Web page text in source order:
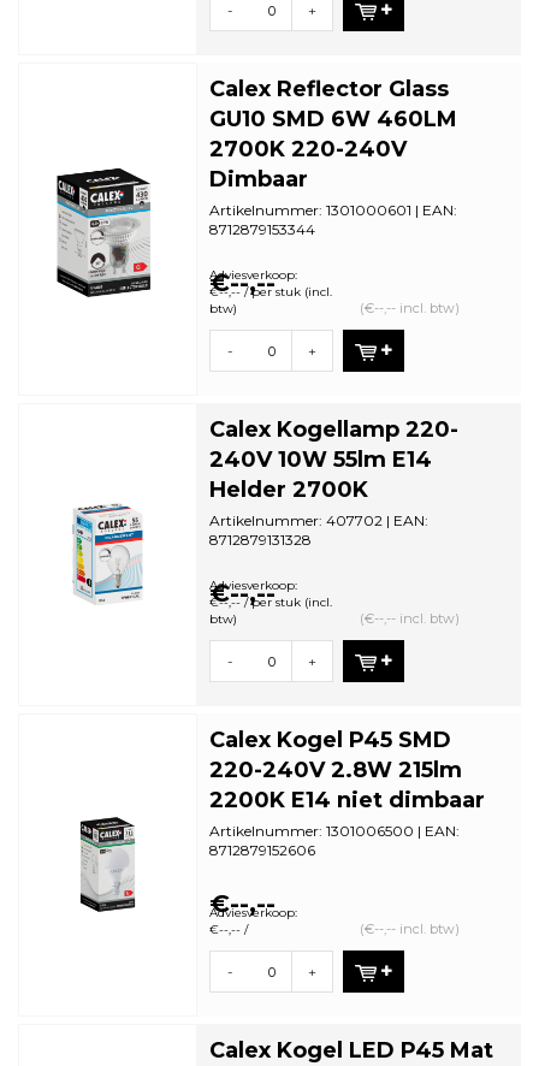
- +
Calex Reflector Glass
GU10 SMD 6W 460LM
2700K 220-240V
Dimbaar
Artikelnummer: 1301000601 | EAN:
8712879153344
€--,--
Adviesverkoop:
€--,-- / per stuk (incl.
btw)
(€--,-- incl. btw)
- +
Calex Kogellamp 220-
240V 10W 55lm E14
Helder 2700K
Artikelnummer: 407702 | EAN:
8712879131328
€--,--
Adviesverkoop:
€--,-- / per stuk (incl.
btw)
(€--,-- incl. btw)
- +
Calex Kogel P45 SMD
220-240V 2.8W 215lm
2200K E14 niet dimbaar
Artikelnummer: 1301006500 | EAN:
8712879152606
€--,--
Adviesverkoop:
€--,-- /
(€--,-- incl. btw)
- +
Calex Kogel LED P45 Mat